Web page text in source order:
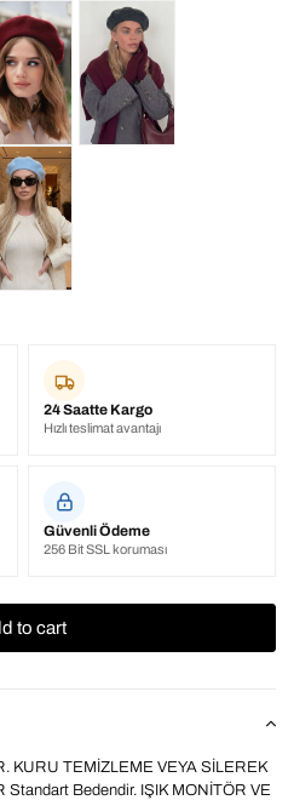
24 Saatte Kargo
Hızlı teslimat avantajı
Güvenli Ödeme
256 Bit SSL koruması
KURU TEMİZLEME VEYA SİLEREK
Bedendir. IŞIK MONİTÖR VE